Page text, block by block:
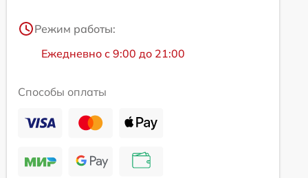
Режим работы:
Ежедневно с 9:00 до 21:00
Способы оплаты